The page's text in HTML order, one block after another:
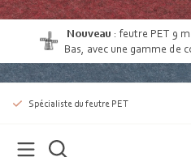
Nouveau :feutre PET 9
Bas , avec une gamme de
Spécialiste du feutre PET